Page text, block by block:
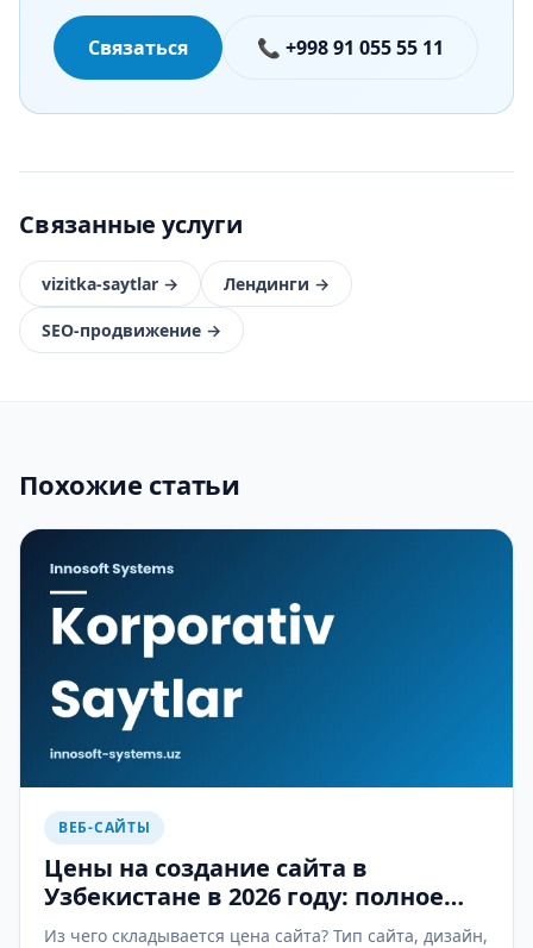
Связаться 📞 +998 91 055 55 11
Связанные услуги
vizitka-saytlar → Лендинги →
SEO-продвижение →
Похожие статьи
ВЕБ-САЙТЫ
Цены на создание сайта в
Узбекистане в 2026 году: полное
руководство
Из чего складывается цена сайта? Тип сайта, дизайн,